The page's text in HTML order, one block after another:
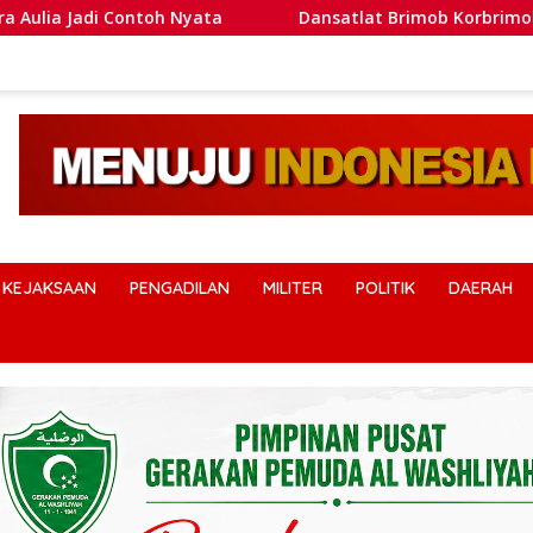
Dansatlat Brimob Korbrimob Buka Pelatihan
KEJAKSAAN PENGADILAN MILITER POLITIK DAERAH